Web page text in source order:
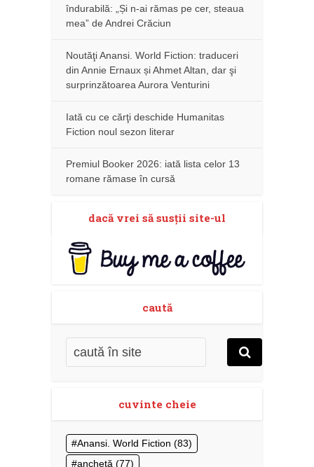
îndurabilă: „Și n-ai rămas pe cer, steaua
mea” de Andrei Crăciun
Noutăţi Anansi. World Fiction: traduceri
din Annie Ernaux și Ahmet Altan, dar şi
surprinzătoarea Aurora Venturini
Iată cu ce cărţi deschide Humanitas
Fiction noul sezon literar
Premiul Booker 2026: iată lista celor 13
romane rămase în cursă
dacă vrei să susţii site-ul
caută
cuvinte cheie
Anansi. World Fiction (83)
anchetă (77)